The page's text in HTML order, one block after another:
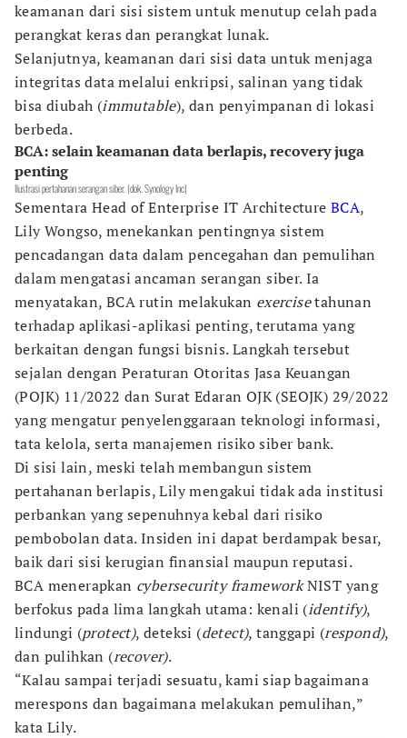
keamanan dari sisi sistem untuk menutup celah pada
perangkat keras dan perangkat lunak.
Selanjutnya, keamanan dari sisi data untuk menjaga
integritas data melalui enkripsi, salinan yang tidak
bisa diubah (immutable), dan penyimpanan di lokasi
berbeda.
BCA: selain keamanan data berlapis, recovery juga
penting
Ilustrasi pertahanan serangan siber. (dok. Synology Inc)
Sementara Head of Enterprise IT Architecture BCA,
Lily Wongso, menekankan pentingnya sistem
pencadangan data dalam pencegahan dan pemulihan
dalam mengatasi ancaman serangan siber. Ia
menyatakan, BCA rutin melakukan exercisetahunan
terhadap aplikasi-aplikasi penting, terutama yang
berkaitan dengan fungsi bisnis. Langkah tersebut
sejalan dengan Peraturan Otoritas Jasa Keuangan
(POJK) 11/2022 dan Surat Edaran OJK (SEOJK) 29/2022
yang mengatur penyelenggaraan teknologi informasi,
tata kelola, serta manajemen risiko siber bank.
Di sisi lain, meski telah membangun sistem
pertahanan berlapis, Lily mengakui tidak ada institusi
perbankan yang sepenuhnya kebal dari risiko
pembobolan data. Insiden ini dapat berdampak besar,
baik dari sisi kerugian finansial maupun reputasi.
BCA menerapkan cybersecurity frameworkNIST yang
berfokus pada lima langkah utama: kenali (identify),
lindungi (protect), deteksi (detect), tanggapi (respond),
dan pulihkan (recover).
“Kalau sampai terjadi sesuatu, kami siap bagaimana
merespons dan bagaimana melakukan pemulihan,”
kata Lily.